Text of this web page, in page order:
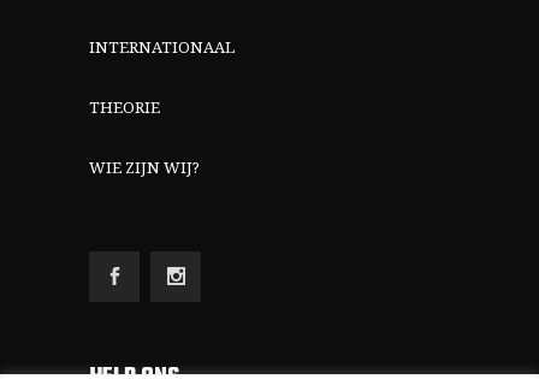
INTERNATIONAAL
THEORIE
WIE ZIJN WIJ?